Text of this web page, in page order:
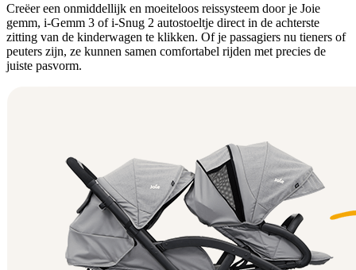
Creëer een onmiddellijk en moeiteloos reissysteem door je Joie
gemm, i-Gemm 3 of i-Snug 2 autostoeltje direct in de achterste
zitting van de kinderwagen te klikken. Of je passagiers nu tieners of
peuters zijn, ze kunnen samen comfortabel rijden met precies de
juiste pasvorm.